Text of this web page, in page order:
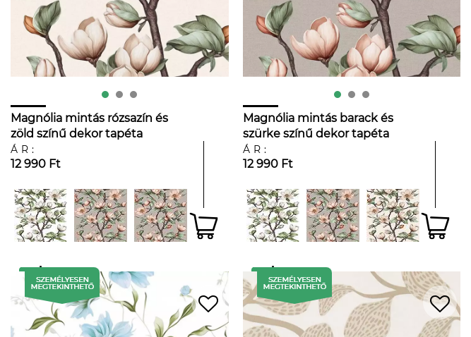
Magnólia mintás rózsazín és
zöld színű dekor tapéta
ÁR:
12 990 Ft
Magnólia mintás barack és
szürke színű dekor tapéta
ÁR:
12 990 Ft